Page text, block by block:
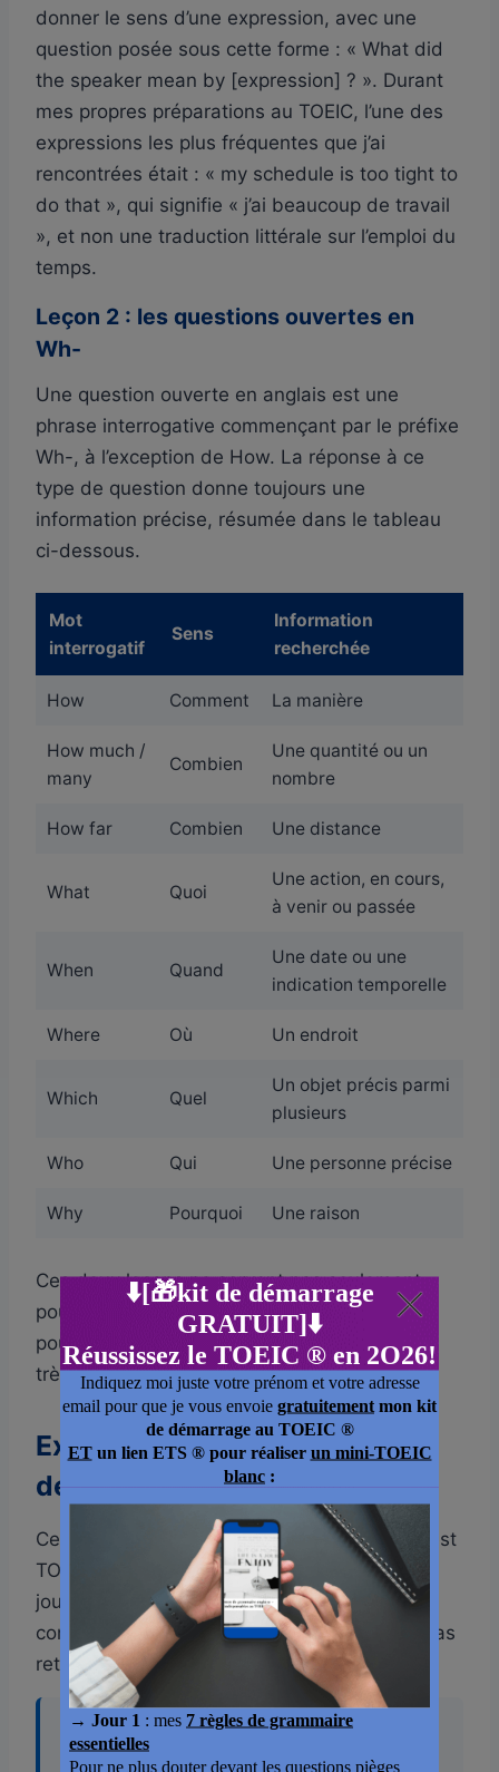
donner le sens d’une expression, avec une
question posée sous cette forme : « What did
the speaker mean by [expression] ? ». Durant
mes propres préparations au TOEIC, l’une des
expressions les plus fréquentes que j’ai
rencontrées était : « my schedule is too tight to
do that », qui signifie « j’ai beaucoup de travail
», et non une traduction littérale sur l’emploi du
temps.
Leçon 2 : les questions ouvertes en
Wh-
Une question ouverte en anglais est une
phrase interrogative commençant par le préfixe
Wh-, à l’exception de How. La réponse à ce
type de question donne toujours une
information précise, résumée dans le tableau
ci-dessous.
Mot
interrogatif
Sens
Information
recherchée
How Comment La manière
How much /
many
Combien
Une quantité ou un
nombre
How far Combien Une distance
What Quoi
Une action, en cours,
à venir ou passée
When Quand
Une date ou une
indication temporelle
Where Où Un endroit
Which Quel
Un objet précis parmi
plusieurs
Who Qui Une personne précise
Why Pourquoi Une raison
Ces deux leçons ne servent pas seulement
pour la partie 3 : elles sont tout aussi utiles
pour la partie 4 du TOEIC, dont le format est
très proche.
Exemple corrigé d’un exercice
de la partie 3 du TOEIC
Cet exercice est extrait d’un échantillon de test
TOEIC du site officiel ETS Global. Comme le
jour de l’examen, vous n’entendrez cette
conversation qu’une seule fois, et elle n’est pas
retranscrite dans le livret.
Questions 62 through 64 refer to the
following conversation.